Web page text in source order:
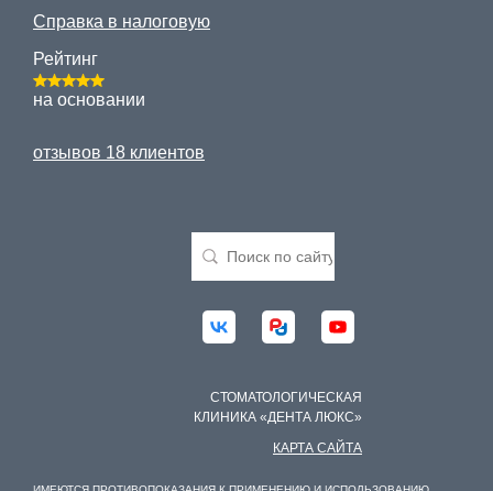
Справка в налоговую
Рейтинг
на основании
отзывов 18 клиентов
СТОМАТОЛОГИЧЕСКАЯ
КЛИНИКА «ДЕНТА ЛЮКС»
КАРТА САЙТА